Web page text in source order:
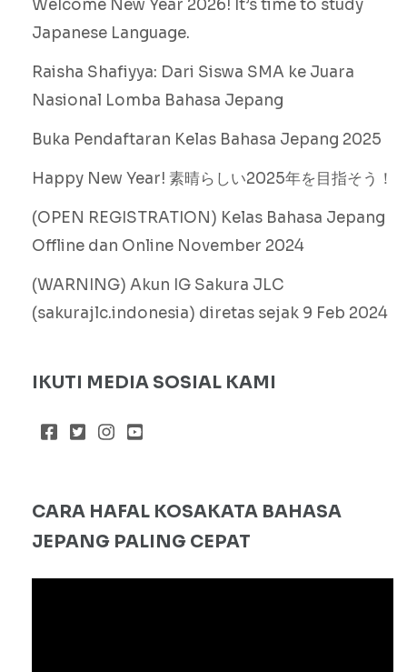
Welcome New Year 2026! It’s time to study
Japanese Language.
Raisha Shafiyya: Dari Siswa SMA ke Juara
Nasional Lomba Bahasa Jepang
Buka Pendaftaran Kelas Bahasa Jepang 2025
Happy New Year! 素晴らしい2025年を目指そう！
(OPEN REGISTRATION) Kelas Bahasa Jepang
Offline dan Online November 2024
(WARNING) Akun IG Sakura JLC
(sakurajlc.indonesia) diretas sejak 9 Feb 2024
IKUTI MEDIA SOSIAL KAMI
CARA HAFAL KOSAKATA BAHASA
JEPANG PALING CEPAT